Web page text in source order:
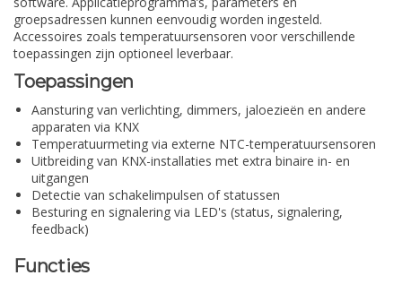
groepsadressen kunnen eenvoudig worden ingesteld.
Accessoires zoals temperatuursensoren voor verschillende
toepassingen zijn optioneel leverbaar.
Toepassingen
Aansturing van verlichting, dimmers, jaloezieën en andere
apparaten via KNX
Temperatuurmeting via externe NTC-temperatuursensoren
Uitbreiding van KNX-installaties met extra binaire in- en
uitgangen
Detectie van schakelimpulsen of statussen
Besturing en signalering via LED's (status, signalering,
feedback)
Functies